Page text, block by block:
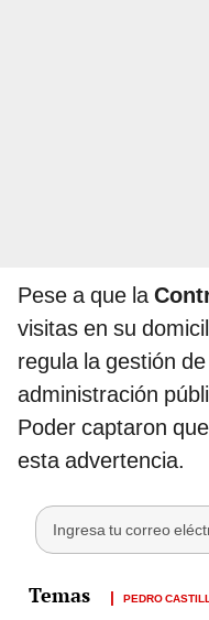
Pese a que la
visitas en su
regula la gestión
administración
Poder captaron
esta advertencia.
PEDRO